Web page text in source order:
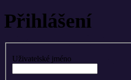
Přihlášení
Uživatelské jméno